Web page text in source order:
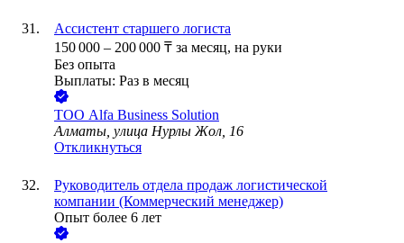
Ассистент старшего логиста
150 000 – 200 000 ₸ за месяц, на руки
Без опыта
Выплаты: Раз в месяц
ТОО Alfa Business Solution
Алматы, улица Нурлы Жол, 16
Откликнуться
Руководитель отдела продаж логистической
компании (Коммерческий менеджер)
Опыт более 6 лет